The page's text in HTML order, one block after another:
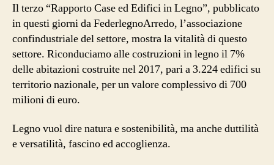
Il terzo “Rapporto Case ed Edifici in Legno”, pubblicato
in questi giorni da FederlegnoArredo, l’associazione
confindustriale del settore, mostra la vitalità di questo
settore. Riconduciamo alle costruzioni in legno il 7%
delle abitazioni costruite nel 2017, pari a 3.224 edifici su
territorio nazionale, per un valore complessivo di 700
milioni di euro.
Legno vuol dire natura e sostenibilità, ma anche duttilità
e versatilità, fascino ed accoglienza.